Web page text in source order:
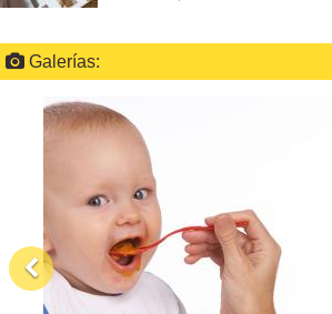
Galerías: